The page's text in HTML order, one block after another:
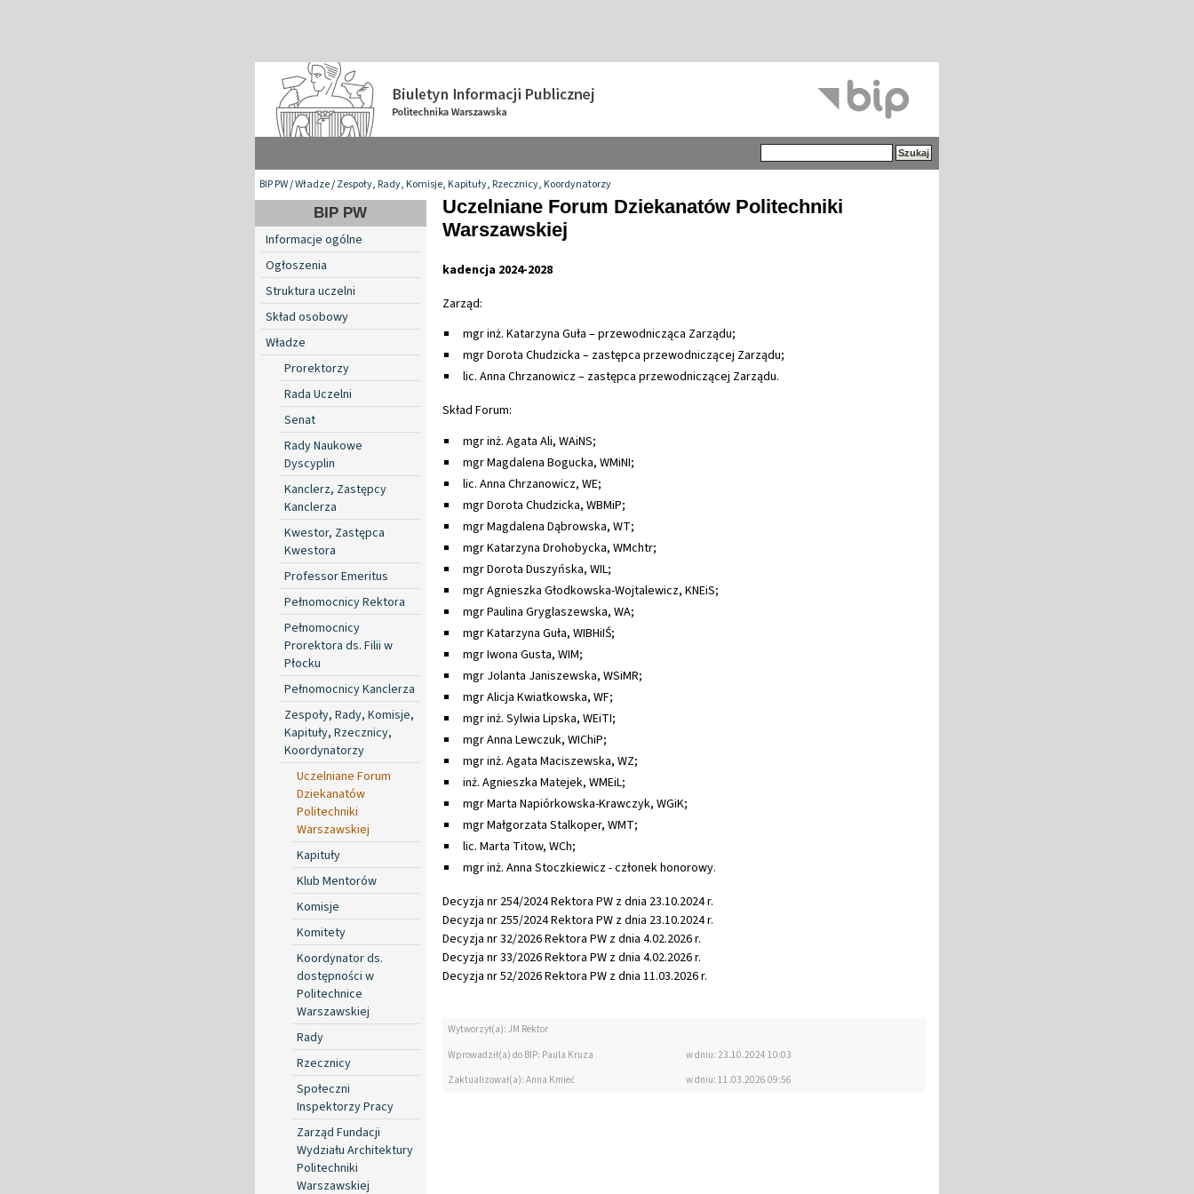
BIP PW/Władze/Zespoły, Rady, Komisje, Kapituły, Rzecznicy, Koordynatorzy
BIP PW
Informacje ogólne
Ogłoszenia
Struktura uczelni
Skład osobowy
Władze
Prorektorzy
Rada Uczelni
Senat
Rady Naukowe
Dyscyplin
Kanclerz, Zastępcy
Kanclerza
Kwestor, Zastępca
Kwestora
Professor Emeritus
Pełnomocnicy Rektora
Pełnomocnicy
Prorektora ds. Filii w
Płocku
Pełnomocnicy Kanclerza
Zespoły, Rady, Komisje,
Kapituły, Rzecznicy,
Koordynatorzy
Uczelniane Forum
Dziekanatów
Politechniki
Warszawskiej
Kapituły
Klub Mentorów
Komisje
Komitety
Koordynator ds.
dostępności w
Politechnice
Warszawskiej
Rady
Rzecznicy
Społeczni
Inspektorzy Pracy
Zarząd Fundacji
Wydziału Architektury
Politechniki
Warszawskiej
Uczelniane Forum Dziekanatów Politechniki
Warszawskiej
kadencja 2024-2028
Zarząd:
mgr inż. Katarzyna Guła – przewodnicząca Zarządu;
mgr Dorota Chudzicka – zastępca przewodniczącej Zarządu;
lic. Anna Chrzanowicz – zastępca przewodniczącej Zarządu.
Skład Forum:
mgr inż. Agata Ali, WAiNS;
mgr Magdalena Bogucka, WMiNI;
lic. Anna Chrzanowicz, WE;
mgr Dorota Chudzicka, WBMiP;
mgr Magdalena Dąbrowska, WT;
mgr Katarzyna Drohobycka, WMchtr;
mgr Dorota Duszyńska, WIL;
mgr Agnieszka Głodkowska-Wojtalewicz, KNEiS;
mgr Paulina Gryglaszewska, WA;
mgr Katarzyna Guła, WIBHiIŚ;
mgr Iwona Gusta, WIM;
mgr Jolanta Janiszewska, WSiMR;
mgr Alicja Kwiatkowska, WF;
mgr inż. Sylwia Lipska, WEiTI;
mgr Anna Lewczuk, WIChiP;
mgr inż. Agata Maciszewska, WZ;
inż. Agnieszka Matejek, WMEiL;
mgr Marta Napiórkowska-Krawczyk, WGiK;
mgr Małgorzata Stalkoper, WMT;
lic. Marta Titow, WCh;
mgr inż. Anna Stoczkiewicz - członek honorowy.
Decyzja nr 254/2024 Rektora PW z dnia 23.10.2024 r.
Decyzja nr 255/2024 Rektora PW z dnia 23.10.2024 r.
Decyzja nr 32/2026 Rektora PW z dnia 4.02.2026 r.
Decyzja nr 33/2026 Rektora PW z dnia 4.02.2026 r.
Decyzja nr 52/2026 Rektora PW z dnia 11.03.2026 r.
Wytworzył(a): JM Rektor
Wprowadził(a) do BIP: Paula Kruza
w dniu: 23.10.2024 10:03
Zaktualizował(a): Anna Kmieć
w dniu: 11.03.2026 09:56